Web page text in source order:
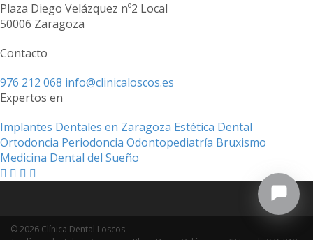
Plaza Diego Velázquez nº2 Local
50006 Zaragoza
Contacto
976 212 068 info@clinicaloscos.es
Expertos en
Implantes Dentales en Zaragoza Estética Dental
Ortodoncia Periodoncia Odontopediatría Bruxismo
Medicina Dental del Sueño
© 2026 Clínica Dental Loscos